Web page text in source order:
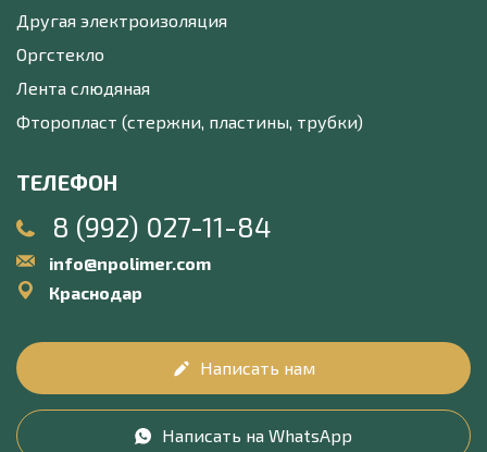
Другая электроизоляция
Оргстекло
Лента слюдяная
Фторопласт (стержни, пластины, трубки)
ТЕЛЕФОН
8 (992) 027-11-84
info@npolimer.com
Краснодар
Написать нам
Написать на WhatsApp